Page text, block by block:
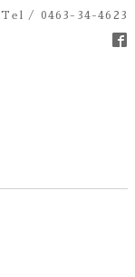
Tel / 0463-34-4623